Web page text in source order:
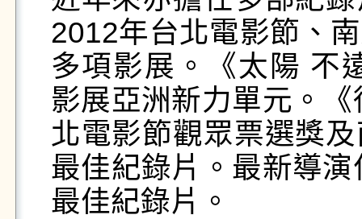
2012年台北電影節、
多項影展。《太陽 不
影展亞洲新力單元。
北電影節觀眾票選獎
最佳紀錄片。最新導
最佳紀錄片。